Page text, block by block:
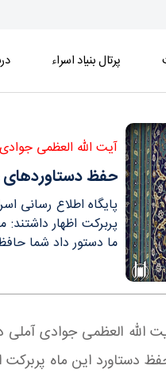
پرتال بنیاد اسراء
آیت الله العظمی
حفظ دستاوردهای
پایگاه اطلاع رسانی
پربركت اظهار
ما دستور داد شما
الله العظمی جوادی
دستاورد این ماه